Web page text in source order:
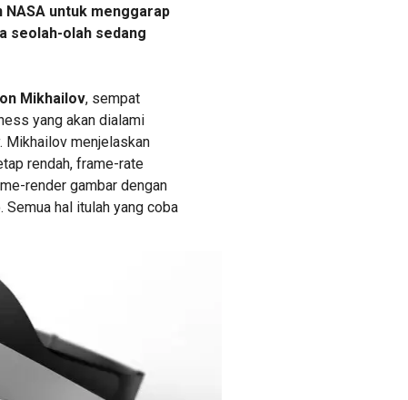
untuk menggarap
seolah-olah sedang
Mikhailov, sempat
yang akan dialami
Mikhailov menjelaskan
rendah, frame-rate
render gambar dengan
Semua hal itulah yang coba